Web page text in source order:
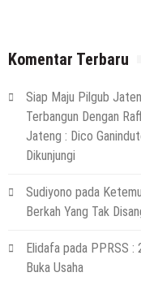
Komentar Terbaru
Siap Maju Pilgub
Terbangun Dengan
Jateng : Dico
Dikunjungi
Sudiyono pada
Berkah Yang Tak
Elidafa pada PPRSS :
Buka Usaha